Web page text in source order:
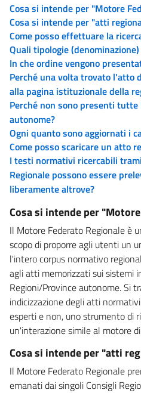
Cosa si intende per "Motore
Cosa si intende per "atti
Come posso effettuare la
Quali tipologie
In che ordine vengono
Perché una volta trovato l'atto
alla pagina istituzionale della
Perché non sono presenti
autonome?
Ogni quanto sono aggiornati i
Come posso scaricare un atto
I testi normativi ricercabili
Regionale possono essere
liberamente altrove?
Cosa si intende per
Il Motore Federato Regionale è
scopo di proporre agli utenti un
l'intero corpus normativo
agli atti memorizzati sui sistemi
Regioni/Province autonome. Si
indicizzazione degli atti
esperti e non, uno strumento di
un'interazione simile al motore
Cosa si intende per "atti
Il Motore Federato Regionale
emanati dai singoli Consigli